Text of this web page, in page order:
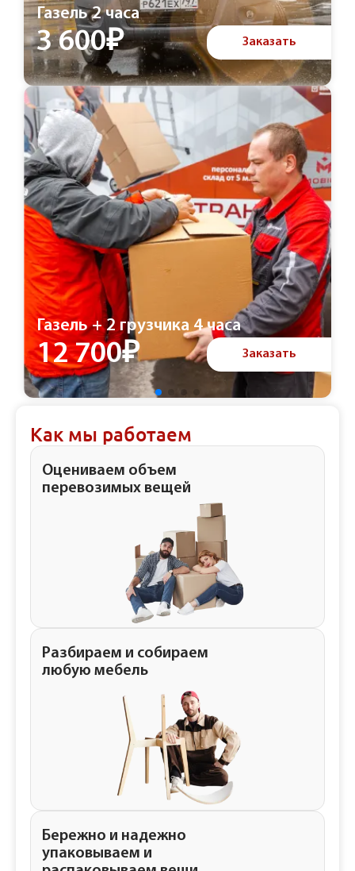
Газель 2 часа
3 600₽ Заказать
Газель + 2 грузчика 4 часа
12 700₽ Заказать
Как мы работаем
Оцениваем объем
перевозимых вещей
Разбираем и собираем
любую мебель
Бережно и надежно
упаковываем и